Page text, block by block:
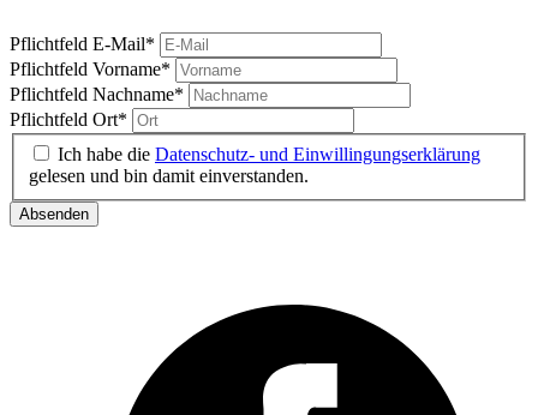
Pflichtfeld E-Mail*
Pflichtfeld Vorname*
Pflichtfeld Nachname*
Pflichtfeld Ort*
Ich habe die Datenschutz- und Einwillingungserklärung
gelesen und bin damit einverstanden.
Absenden